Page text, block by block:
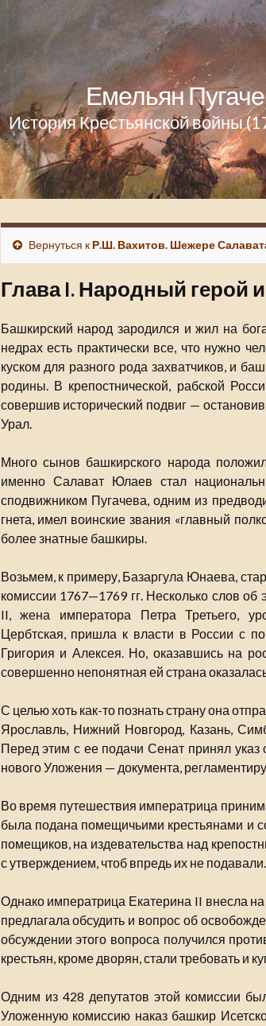
Емельян
История Крестьянской войны
Вернуться к Р.Ш. Вахитов. Шежере
Глава I. Народный герой
Башкирский народ зародился и жил на
недрах есть практически все, что нужно
куском для разного рода захватчиков, и
родины. В крепостнической, рабской
совершив исторический подвиг —
Урал.
Много сынов башкирского народа
именно Салават Юлаев стал
сподвижником Пугачева, одним из
гнета, имел воинские звания «главный
более знатные башкиры.
Возьмем, к примеру, Базаргула Юнаева,
комиссии 1767—1769 гг. Несколько слов
II, жена императора Петра Третьего,
Цербтская, пришла к власти в России с
Григория и Алексея. Но, оказавшись на
совершенно непонятная ей страна
С целью хоть как-то познать страну она
Ярославль, Нижний Новгород, Казань,
Перед этим с ее подачи Сенат принял
нового Уложения — документа,
Во время путешествия императрица
была подана помещичьими крестьянами и
помещиков, на издевательства над
с утверждением, чтоб впредь их не подавали.
Однако императрица Екатерина II внесла
предлагала обсудить и вопрос об
обсуждении этого вопроса получился
крестьян, кроме дворян, стали требовать и
Одним из 428 депутатов этой комиссии
Уложенную комиссию наказ башкир